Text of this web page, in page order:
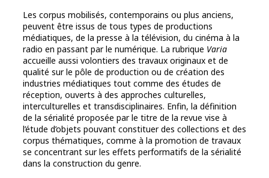
Les corpus mobilisés, contemporains ou plus anciens,
peuvent être issus de tous types de productions
médiatiques, de la presse à la télévision, du cinéma à la
radio en passant par le numérique. La rubrique Varia
accueille aussi volontiers des travaux originaux et de
qualité sur le pôle de production ou de création des
industries médiatiques tout comme des études de
réception, ouverts à des approches culturelles,
interculturelles et transdisciplinaires. Enfin, la définition
de la sérialité proposée par le titre de la revue vise à
l’étude d’objets pouvant constituer des collections et des
corpus thématiques, comme à la promotion de travaux
se concentrant sur les effets performatifs de la sérialité
dans la construction du genre.